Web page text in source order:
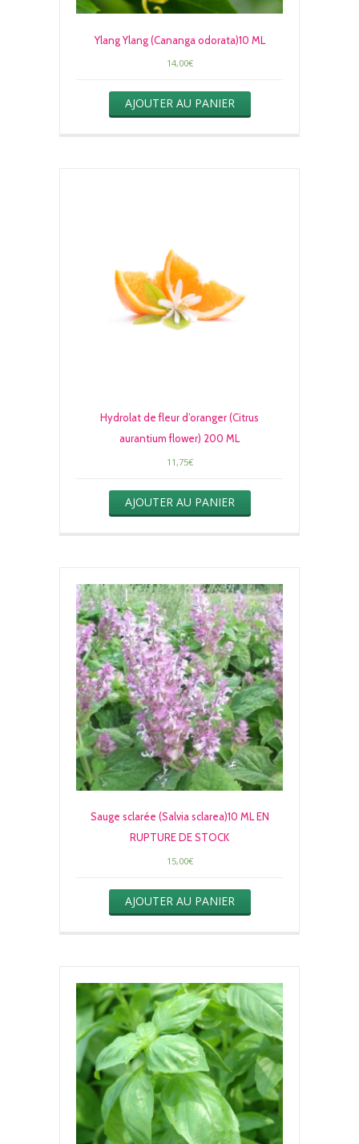
Ylang Ylang (Cananga odorata)10 ML
14,00€
AJOUTER AU PANIER
Hydrolat de fleur d’oranger (Citrus
aurantium flower) 200 ML
11,75€
AJOUTER AU PANIER
Sauge sclarée (Salvia sclarea)10 ML EN
RUPTURE DE STOCK
15,00€
AJOUTER AU PANIER